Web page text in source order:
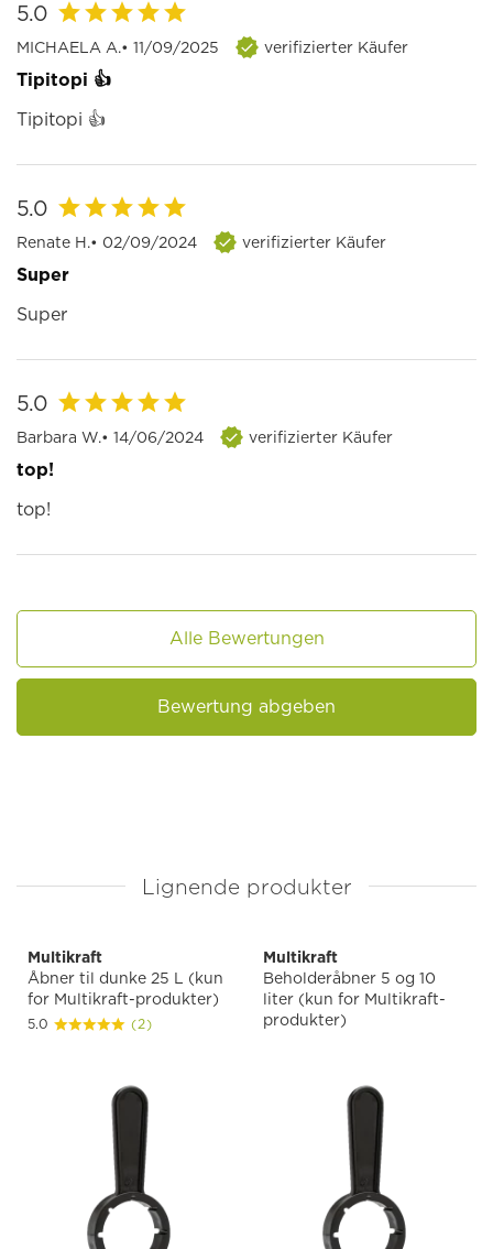
5.0
MICHAELA A.• 11/09/2025 verifizierter Käufer
Tipitopi 👍
Tipitopi 👍
5.0
Renate H.• 02/09/2024 verifizierter Käufer
Super
Super
5.0
Barbara W.• 14/06/2024 verifizierter Käufer
top!
top!
Alle Bewertungen
Bewertung abgeben
Lignende produkter
Multikraft
Åbner til dunke 25 L (kun
for Multikraft-produkter)
5.0 (2)
Multikraft
Beholderåbner 5 og 10
liter (kun for Multikraft-
produkter)